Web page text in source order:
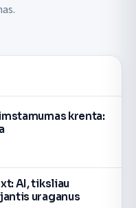
krenta:
AI, tiksliau
uraganus